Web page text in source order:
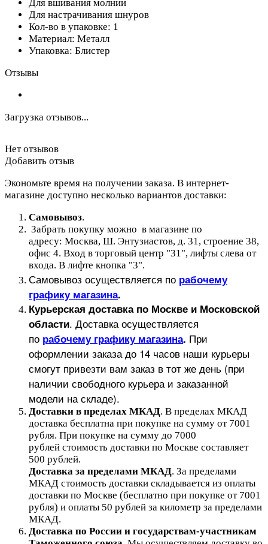
Для вшивания молнии
Для настрачивания шнуров
Кол-во в упаковке: 1
Материал: Металл
Упаковка: Блистер
Отзывы
Загрузка отзывов...
Нет отзывов
Добавить отзыв
Экономьте время на получении заказа. В интернет-
магазине доступно несколько вариантов доставки:
Самовывоз.
Забрать покупку можно в магазине по
адресу: Москва, Ш. Энтузиастов, д. 31, строение 38,
офис 4. Вход в торговый центр "31", лифты слева от
входа. В лифте кнопка "3".
Самовывоз осуществляется по рабочему
графику магазина.
Курьерская доставка по Москве и Московской
области. Доставка осуществляется
по рабочему графику магазина. При
оформлении заказа до 14 часов наши курьеры
смогут привезти вам заказ в тот же день (при
наличии свободного курьера и заказанной
модели на складе).
Доставки в пределах МКАД. В пределах МКАД
доставка бесплатна при покупке на сумму от 7001
рубля. При покупке на сумму до 7000
рублей стоимость доставки по Москве составляет
500 рублей.
Доставка за пределами МКАД. За пределами
МКАД стоимость доставки складывается из оплаты
доставки по Москве (бесплатно при покупке от 7001
рубля) и оплаты 50 рублей за километр за пределами
МКАД.
Доставка по России и государствам-участникам